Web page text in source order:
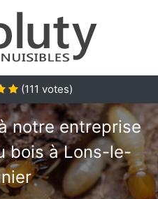
(111 votes)
notre entreprise
bois à Lons-le-